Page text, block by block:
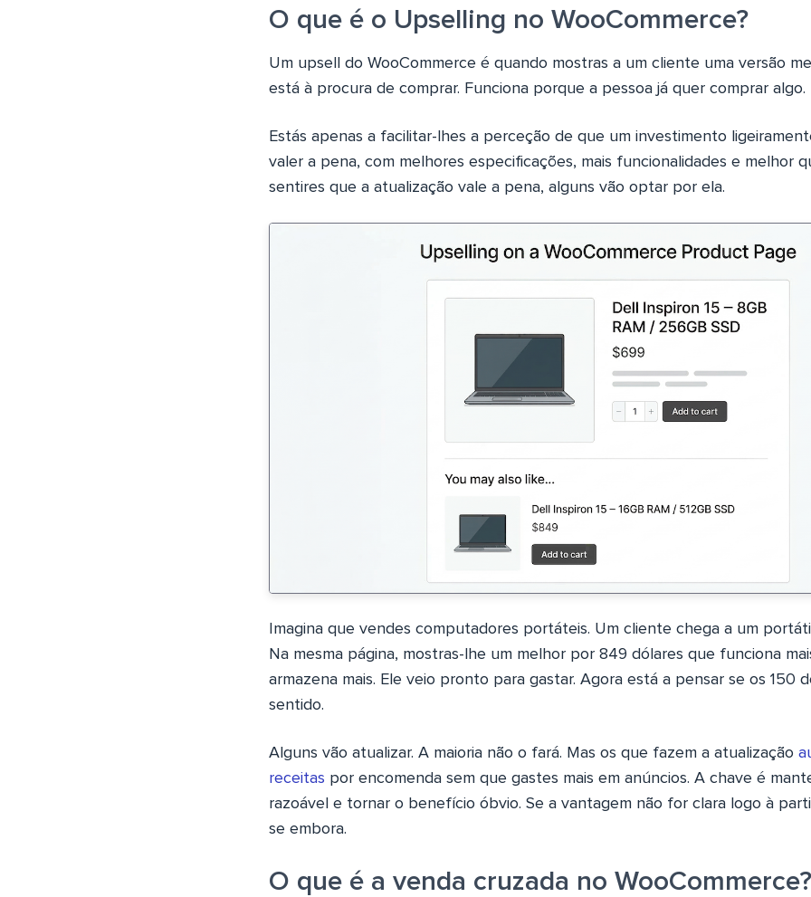
O que é o Upselling no WooCommerce?
Um upsell do WooCommerce é quando mostras a um cliente uma versão
está à procura de comprar. Funciona porque a pessoa já quer comprar algo.
Estás apenas a facilitar-lhes a perceção de que um investimento
valer a pena, com melhores especificações, mais funcionalidades e melhor
sentires que a atualização vale a pena, alguns vão optar por ela.
Imagina que vendes computadores portáteis. Um cliente chega a um
Na mesma página, mostras-lhe um melhor por 849 dólares que funciona
armazena mais. Ele veio pronto para gastar. Agora está a pensar se os 150
sentido.
Alguns vão atualizar. A maioria não o fará. Mas os que fazem a atualização
receitas por encomenda sem que gastes mais em anúncios. A chave é
razoável e tornar o benefício óbvio. Se a vantagem não for clara logo à
se embora.
O que é a venda cruzada no WooCommerce?